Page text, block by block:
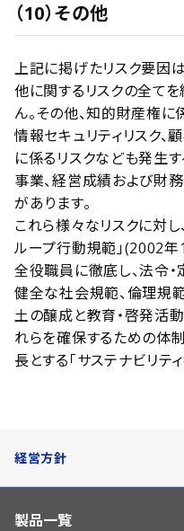
（10）その他
上記に掲げたリスク要因
他に関するリスクの全て
ん。その他、知的財産権
情報セキュリティリスク、
に係るリスクなども発生
事業、経営成績および財
があります。
これら様々なリスクに対
ループ行動規範」(2002
全役職員に徹底し、法令
健全な社会規範、倫理規
土の醸成と教育・啓発活
れらを確保するための体
長とする「サステナビリテ
経営方針
製品一覧